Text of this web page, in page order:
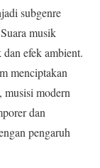
subgenre
musik
efek ambient.
menciptakan
musisi modern
dan
pengaruh